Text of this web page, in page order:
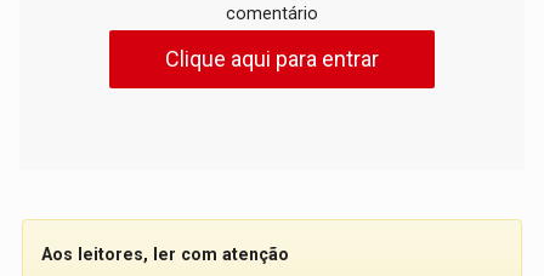
comentário
Clique aqui para entrar
Aos leitores, ler com atenção